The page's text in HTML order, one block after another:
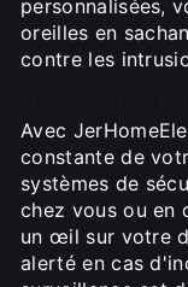
personnalisées,
oreilles en
contre les
Avec
constante de
systèmes de
chez vous ou en
un œil sur votre
alerté en cas